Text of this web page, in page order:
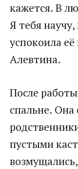
кажется. В
Я тебя
успокоила
Алевтина.​
​После
спальне. Она
пустыми